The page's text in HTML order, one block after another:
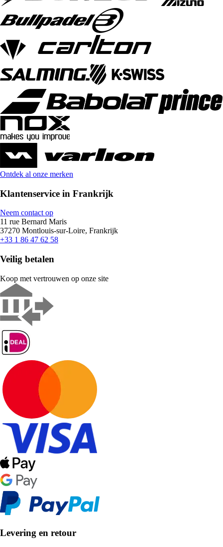
Ontdek al onze merken
Klantenservice in Frankrijk
Neem contact op
11 rue Bernard Maris
37270 Montlouis-sur-Loire, Frankrijk
+33 1 86 47 62 58
Veilig betalen
Koop met vertrouwen op onze site
Levering en retour